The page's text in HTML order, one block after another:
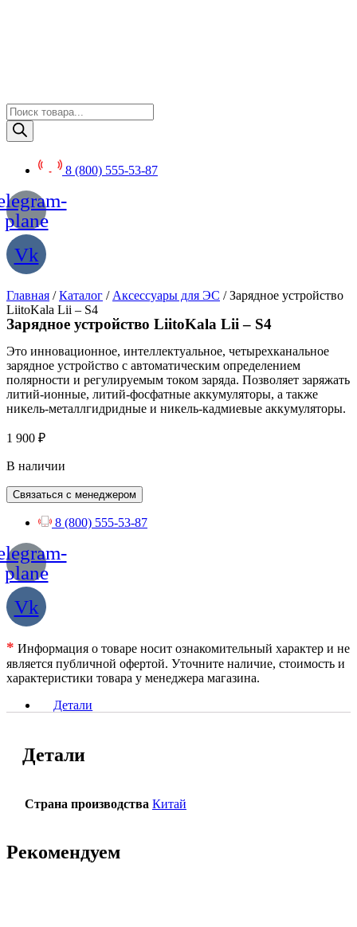
Поиск
товаров
8 (800) 555-53-87
plane
Vk
Главная /Каталог / Аксессуары для ЭС / Зарядное устройство
LiitoKala Lii – S4
Зарядное устройство LiitoKala Lii – S4
Это инновационное, интеллектуальное, четырехканальное
зарядное устройство с автоматическим определением
полярности и регулируемым током заряда. Позволяет заряжать
литий-ионные, литий-фосфатные аккумуляторы, а также
никель-металлгидридные и никель-кадмиевые аккумуляторы.
1 900 ₽
В наличии
Связаться с менеджером
8 (800) 555-53-87
plane
Vk
* Информация о товаре носит ознакомительный характер и не
является публичной офертой. Уточните наличие, стоимость и
характеристики товара у менеджера магазина.
Детали
Детали
Страна производства Китай
Рекомендуем